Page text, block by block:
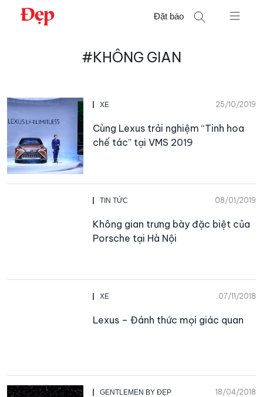
Chuyển
Đặt báo
#KHÔNG GIAN
XE 25/10/2019
Cùng Lexus trải nghiệm “Tinh hoa
chế tác” tại VMS 2019
TIN TỨC 08/01/2019
Không gian trưng bày đặc biệt của
Porsche tại Hà Nội
XE 07/11/2018
Lexus – Đánh thức mọi giác quan
GENTLEMEN BY ĐẸP 18/04/2018